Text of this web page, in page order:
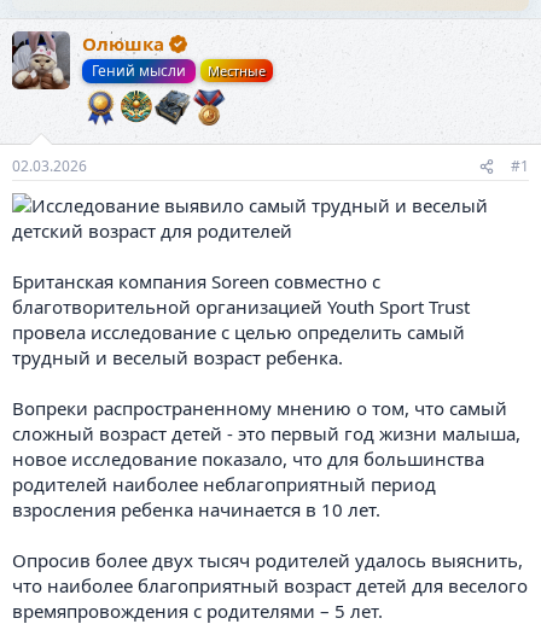
е
м
ы
ч
а
л
а
Олюшка
Гений мысли Местные
02.03.2026 #1
Британская компания Soreen совместно с
благотворительной организацией Youth Sport Trust
провела исследование с целью определить самый
трудный и веселый возраст ребенка.
Вопреки распространенному мнению о том, что самый
сложный возраст детей - это первый год жизни малыша,
новое исследование показало, что для большинства
родителей наиболее неблагоприятный период
взросления ребенка начинается в 10 лет.
Опросив более двух тысяч родителей удалось выяснить,
что наиболее благоприятный возраст детей для веселого
времяпровождения с родителями – 5 лет.